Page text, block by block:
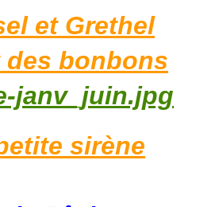
et Grethel
bonbons
sirène